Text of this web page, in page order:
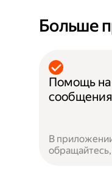
Больше
Помощь на
сообщения
В